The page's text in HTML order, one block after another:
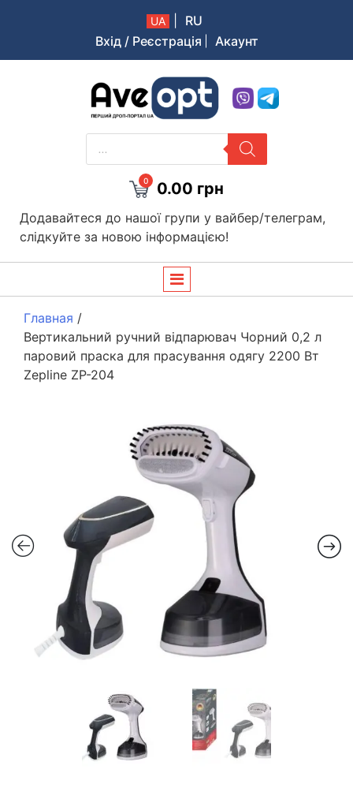
UA
RU
Вхід / Реєстрація
Акаунт
Aveopt – оптова дропшипінг платформа в Україні
PRODUCTS
SEARCH
0 0.00 грн
Додавайтеся до нашої групи у вайбер/телеграм,
слідкуйте за новою інформацією!
Главная /
Вертикальний ручний відпарювач Чорний 0,2 л
паровий праска для прасування одягу 2200 Вт
Zepline ZP-204